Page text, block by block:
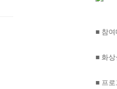
■ 참
■ 화
■ 프